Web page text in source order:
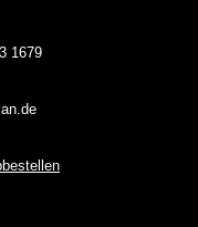
1679